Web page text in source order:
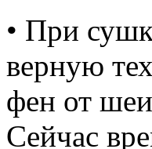
• При
верную
фен от
Сейчас